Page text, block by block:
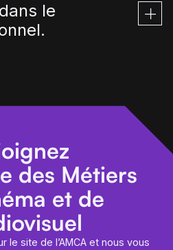
le
des Métiers
et de
le site de l’AMCA et nous vous